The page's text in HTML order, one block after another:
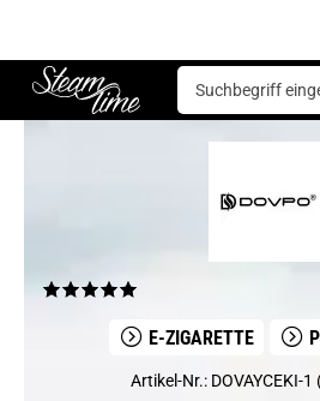
Steam time
E-Zigarette Podsysteme
E-ZIGARETTE
Artikel-Nr.: DOVAYCEKI-